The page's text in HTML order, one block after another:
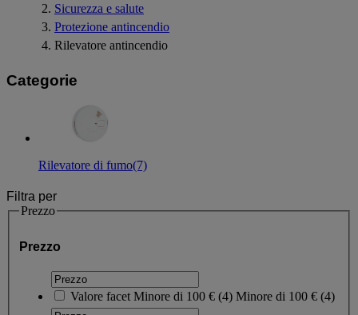
Sicurezza e salute
Protezione antincendio
Rilevatore antincendio
Categorie
Rilevatore di fumo(7)
Filtra per
Prezzo
Prezzo
Valore facet Minore di 100 € (4) Minore di 100 € (4)